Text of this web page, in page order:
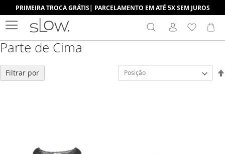
PRIMEIRA TROCA GRÁTIS| PARCELAMENTO EM ATÉ 5X SEM JUROS
Search
Parte de Cima
Filtrar por